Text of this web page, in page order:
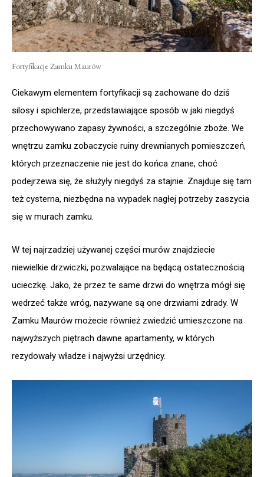
Fortyfikacje Zamku Maurów
Ciekawym elementem fortyfikacji są zachowane do dziś
silosy i spichlerze, przedstawiające sposób w jaki niegdyś
przechowywano zapasy żywności, a szczególnie zboże. We
wnętrzu zamku zobaczycie ruiny drewnianych pomieszczeń,
których przeznaczenie nie jest do końca znane, choć
podejrzewa się, że służyły niegdyś za stajnie. Znajduje się tam
też cysterna, niezbędna na wypadek nagłej potrzeby zaszycia
się w murach zamku.
W tej najrzadziej używanej części murów znajdziecie
niewielkie drzwiczki, pozwalające na będącą ostatecznością
ucieczkę. Jako, że przez te same drzwi do wnętrza mógł się
wedrzeć także wróg, nazywane są one drzwiami zdrady. W
Zamku Maurów możecie również zwiedzić umieszczone na
najwyższych piętrach dawne apartamenty, w których
rezydowały władze i najwyżsi urzędnicy.